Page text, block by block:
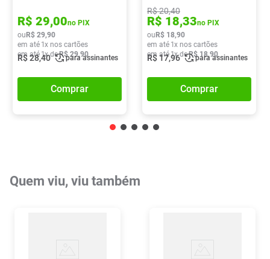
R$ 29,00no PIX
ou R$ 29,90
em até 1x nos cartões
em até 1x deR$ 29,90
R$28,40 para assinantes
Comprar
R$20,40
R$ 18,33no PIX
ou R$ 18,90
em até 1x nos cartões
em até1x deR$ 18,90
R$17,96 para assinantes
Comprar
Quem viu, viu também